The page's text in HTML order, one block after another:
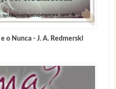
o Nunca - J. A. Redmerski